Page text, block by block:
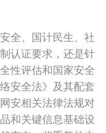
全、国计民生、社
认证要求，还是针
性评估和国家安全
安全法》及其配套
安相关法律法规对
和关键信息基础设